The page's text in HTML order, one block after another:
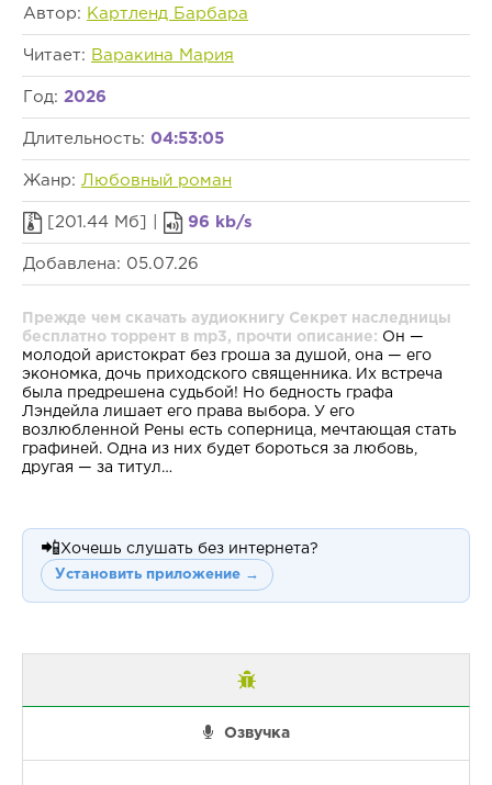
Автор: Картленд Барбара
Читает: Варакина Мария
Год: 2026
Длительность: 04:53:05
Жанр: Любовный роман
[201.44 Мб] | 96 kb/s
Добавлена: 05.07.26
Прежде чем скачать аудиокнигу Секрет наследницы
бесплатно торрент в mp3, прочти описание: Он —
молодой аристократ без гроша за душой, она — его
экономка, дочь приходского священника. Их встреча
была предрешена судьбой! Но бедность графа
Лэндейла лишает его права выбора. У его
возлюбленной Рены есть соперница, мечтающая стать
графиней. Одна из них будет бороться за любовь,
другая — за титул…
📲 Хочешь слушать без интернета?
Установить приложение →
Озвучка